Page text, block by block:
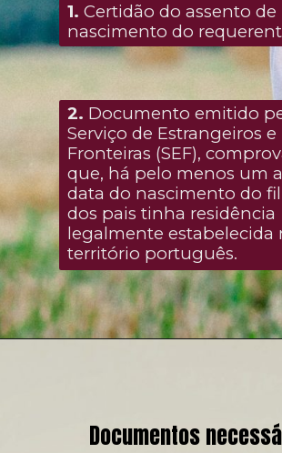
1. Certidão do assento de
nascimento do
2. Documento emitido
Serviço de Estrangeiros e
Fronteiras (SEF),
que, há pelo menos um
data do nascimento do
dos pais tinha residência
legalmente estabelecida
território português.
Documentos